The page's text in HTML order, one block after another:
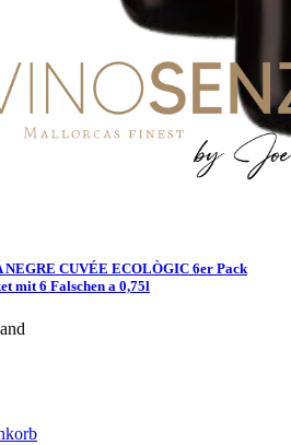
NEGRE CUVÉE ECOLÒGIC 6er Pack
mit 6 Falschen a 0,75l